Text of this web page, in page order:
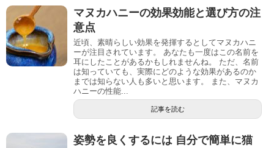
マヌカハニーの効果効能と選び方の注
意点
近頃、素晴らしい効果を発揮するとしてマヌカハニ
ーが注目されています。 あなたも一度はこの名前を
耳にしたことがあるかもしれませんね。 ただ、名前
は知っていても、実際にどのような効果があるのか
までは知らない人も多いと思います。 また、マヌカ
ハニーの性能...
記事を読む
姿勢を良くするには 自分で簡単に猫